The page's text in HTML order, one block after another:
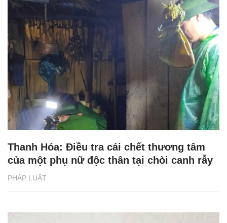
PHÁP LUẬT
Thanh Hóa: Điều tra cái chết thương tâm
của một phụ nữ độc thân tại chòi canh rẫy